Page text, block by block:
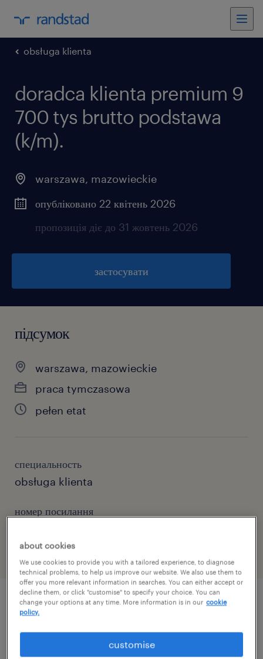
obsługa klienta
doradca klienta premium 9
700 tys brutto podstawa
(k/m).
warszawa, mazowieckie
опубліковано 22 квітень 2026
пропозиція діє до 31 жовтень 2026
застосувати
підсумок
warszawa, mazowieckie
praca tymczasowa
pełen etat
специальность
obsługa klienta
номер посилання
описание должности
Do najnowocześniejszego Concept Store'u w
about cookies
We use cookies to provide you with a tailored experience, to diagnose
technical problems, to help us improve our website. We also use them to
offer you more relevant information in searches. You can either accept or
decline them, or click "customise" to specify your choice. You can
change your options at any time. More information is in our cookie
policy.
customise